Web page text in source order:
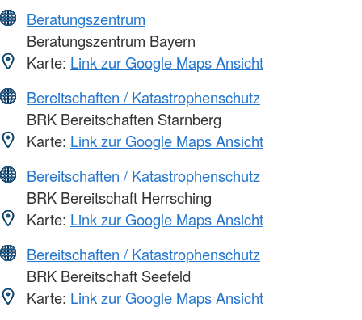
Beratungszentrum
Beratungszentrum Bayern
Karte: Link zur Google Maps Ansicht
Bereitschaften / Katastrophenschutz
BRK Bereitschaften Starnberg
Karte: Link zur Google Maps Ansicht
Bereitschaften / Katastrophenschutz
BRK Bereitschaft Herrsching
Karte: Link zur Google Maps Ansicht
Bereitschaften / Katastrophenschutz
BRK Bereitschaft Seefeld
Karte: Link zur Google Maps Ansicht